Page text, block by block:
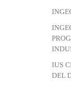
IUS
DEL